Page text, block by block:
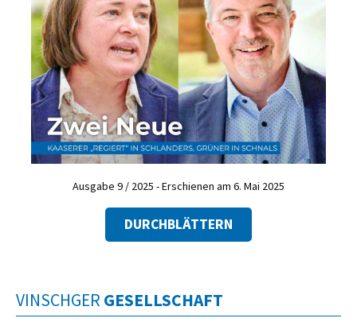
Ausgabe 9 / 2025 - Erschienen am 6. Mai 2025
DURCHBLÄTTERN
VINSCHGER GESELLSCHAFT